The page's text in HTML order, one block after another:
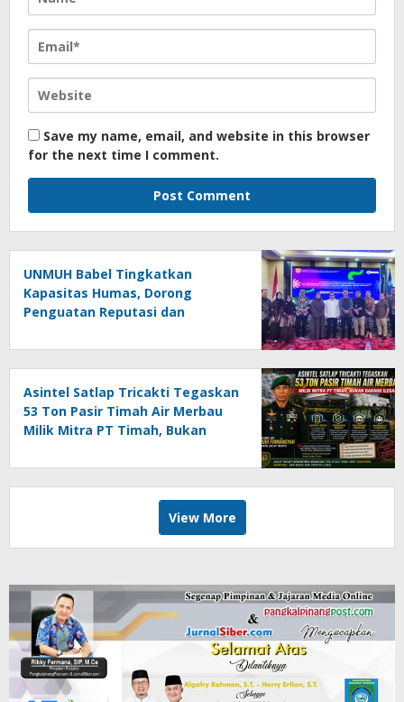
Save my name, email, and website in this browser
for the next time I comment.
UNMUH Babel Tingkatkan
Kapasitas Humas, Dorong
Penguatan Reputasi dan
Asintel Satlap Tricakti Tegaskan
53 Ton Pasir Timah Air Merbau
Milik Mitra PT Timah, Bukan
View More